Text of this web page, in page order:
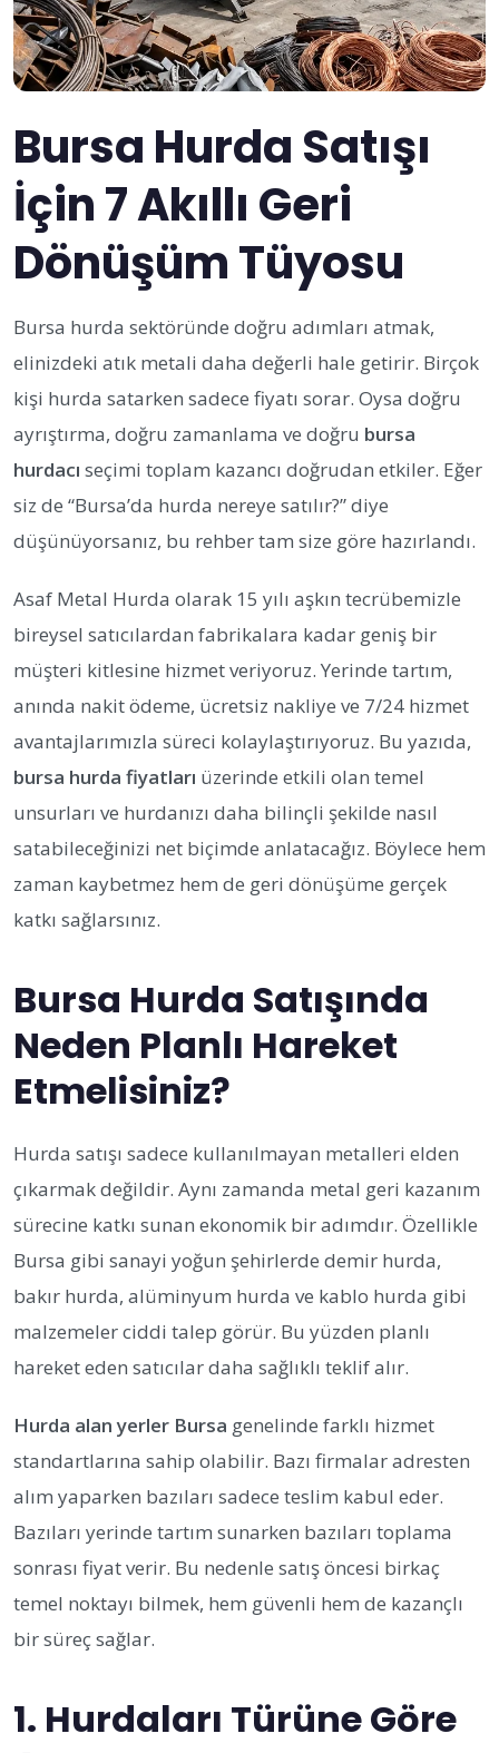
Bursa Hurda Satışı
İçin 7 Akıllı Geri
Dönüşüm Tüyosu
Bursa hurda sektöründe doğru adımları atmak,
elinizdeki atık metali daha değerli hale getirir. Birçok
kişi hurda satarken sadece fiyatı sorar. Oysa doğru
ayrıştırma, doğru zamanlama ve doğru bursa
hurdacı seçimi toplam kazancı doğrudan etkiler. Eğer
siz de “Bursa’da hurda nereye satılır?” diye
düşünüyorsanız, bu rehber tam size göre hazırlandı.
Asaf Metal Hurda olarak 15 yılı aşkın tecrübemizle
bireysel satıcılardan fabrikalara kadar geniş bir
müşteri kitlesine hizmet veriyoruz. Yerinde tartım,
anında nakit ödeme, ücretsiz nakliye ve 7/24 hizmet
avantajlarımızla süreci kolaylaştırıyoruz. Bu yazıda,
bursa hurda fiyatları üzerinde etkili olan temel
unsurları ve hurdanızı daha bilinçli şekilde nasıl
satabileceğinizi net biçimde anlatacağız. Böylece hem
zaman kaybetmez hem de geri dönüşüme gerçek
katkı sağlarsınız.
Bursa Hurda Satışında
Neden Planlı Hareket
Etmelisiniz?
Hurda satışı sadece kullanılmayan metalleri elden
çıkarmak değildir. Aynı zamanda metal geri kazanım
sürecine katkı sunan ekonomik bir adımdır. Özellikle
Bursa gibi sanayi yoğun şehirlerde demir hurda,
bakır hurda, alüminyum hurda ve kablo hurda gibi
malzemeler ciddi talep görür. Bu yüzden planlı
hareket eden satıcılar daha sağlıklı teklif alır.
Hurda alan yerler Bursa genelinde farklı hizmet
standartlarına sahip olabilir. Bazı firmalar adresten
alım yaparken bazıları sadece teslim kabul eder.
Bazıları yerinde tartım sunarken bazıları toplama
sonrası fiyat verir. Bu nedenle satış öncesi birkaç
temel noktayı bilmek, hem güvenli hem de kazançlı
bir süreç sağlar.
1. Hurdaları Türüne Göre